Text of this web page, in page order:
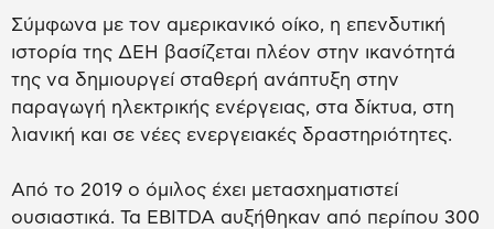
Σύμφωνα με τον αμερικανικό οίκο, η επενδυτική
ιστορία της ΔΕΗ βασίζεται πλέον στην ικανότητά
της να δημιουργεί σταθερή ανάπτυξη στην
παραγωγή ηλεκτρικής ενέργειας, στα δίκτυα, στη
λιανική και σε νέες ενεργειακές δραστηριότητες.
Από το 2019 ο όμιλος έχει μετασχηματιστεί
ουσιαστικά. Τα EBITDA αυξήθηκαν από περίπου 300